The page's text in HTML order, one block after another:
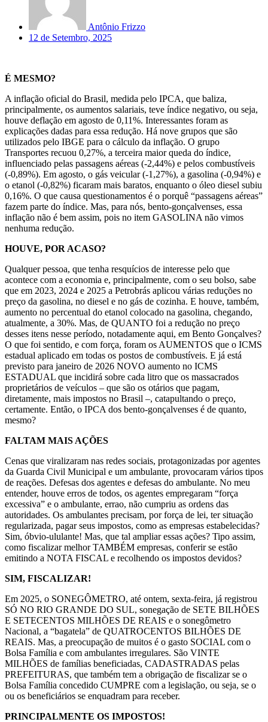
Antônio Frizzo
12 de Setembro, 2025
É MESMO?
A inflação oficial do Brasil, medida pelo IPCA, que baliza,
principalmente, os aumentos salariais, teve índice negativo, ou seja,
houve deflação em agosto de 0,11%. Interessantes foram as
explicações dadas para essa redução. Há nove grupos que são
utilizados pelo IBGE para o cálculo da inflação. O grupo
Transportes recuou 0,27%, a terceira maior queda do índice,
influenciado pelas passagens aéreas (-2,44%) e pelos combustíveis
(-0,89%). Em agosto, o gás veicular (-1,27%), a gasolina (-0,94%) e
o etanol (-0,82%) ficaram mais baratos, enquanto o óleo diesel subiu
0,16%. O que causa questionamentos é o porquê “passagens aéreas”
fazem parte do índice. Mas, para nós, bento-gonçalvenses, essa
inflação não é bem assim, pois no item GASOLINA não vimos
nenhuma redução.
HOUVE, POR ACASO?
Qualquer pessoa, que tenha resquícios de interesse pelo que
acontece com a economia e, principalmente, com o seu bolso, sabe
que em 2023, 2024 e 2025 a Petrobrás aplicou várias reduções no
preço da gasolina, no diesel e no gás de cozinha. E houve, também,
aumento no percentual do etanol colocado na gasolina, chegando,
atualmente, a 30%. Mas, de QUANTO foi a redução no preço
desses itens nesse período, notadamente aqui, em Bento Gonçalves?
O que foi sentido, e com força, foram os AUMENTOS que o ICMS
estadual aplicado em todas os postos de combustíveis. E já está
previsto para janeiro de 2026 NOVO aumento no ICMS
ESTADUAL que incidirá sobre cada litro que os massacrados
proprietários de veículos – que são os otários que pagam,
diretamente, mais impostos no Brasil –, catapultando o preço,
certamente. Então, o IPCA dos bento-gonçalvenses é de quanto,
mesmo?
FALTAM MAIS AÇÕES
Cenas que viralizaram nas redes sociais, protagonizadas por agentes
da Guarda Civil Municipal e um ambulante, provocaram vários tipos
de reações. Defesas dos agentes e defesas do ambulante. No meu
entender, houve erros de todos, os agentes empregaram “força
excessiva” e o ambulante, errao, não cumpriu as ordens das
autoridades. Os ambulantes precisam, por força de lei, ter situação
regularizada, pagar seus impostos, como as empresas estabelecidas?
Sim, óbvio-ululante! Mas, que tal ampliar essas ações? Tipo assim,
como fiscalizar melhor TAMBÉM empresas, conferir se estão
emitindo a NOTA FISCAL e recolhendo os impostos devidos?
SIM, FISCALIZAR!
Em 2025, o SONEGÔMETRO, até ontem, sexta-feira, já registrou
SÓ NO RIO GRANDE DO SUL, sonegação de SETE BILHÕES
E SETECENTOS MILHÕES DE REAIS e o sonegômetro
Nacional, a “bagatela” de QUATROCENTOS BILHÕES DE
REAIS. Mas, a preocupação de muitos é o gasto SOCIAL com o
Bolsa Família e com ambulantes irregulares. São VINTE
MILHÕES de famílias beneficiadas, CADASTRADAS pelas
PREFEITURAS, que também tem a obrigação de fiscalizar se o
Bolsa Família concedido CUMPRE com a legislação, ou seja, se o
ou os beneficiários se enquadram para receber.
PRINCIPALMENTE OS IMPOSTOS!